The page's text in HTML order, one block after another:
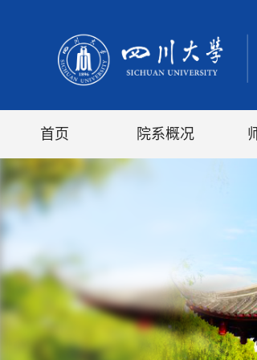
首页 院系概况